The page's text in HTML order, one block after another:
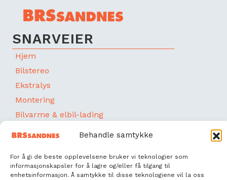
Behandle samtykke
For å gi de beste opplevelsene bruker vi teknologier som
informasjonskapsler for å lagre og/eller få tilgang til
enhetsinformasjon. Å samtykke til disse teknologiene vil la oss
SNARVEIER
Hjem
Bilstereo
Ekstralys
Montering
Bilvarme & elbil-lading
Om oss
Kontakt